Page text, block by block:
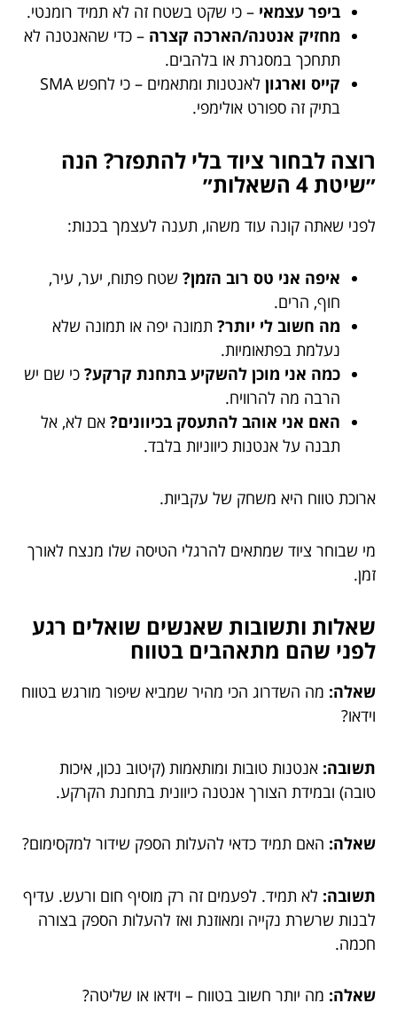
ביפר עצמאי – כי שקט בשטח זה לא תמיד רומנטי.
מחזיק אנטנה/הארכה קצרה – כדי שהאנטנה לא
תתחכך במסגרת או בלהבים.
קייס וארגון
לאנטנות ומתאמים – כי לחפש SMA
בתיק זה ספורט אולימפי.
רוצה לבחור ציוד בלי להתפזר? הנה
״שיטת 4 השאלות״
לפני שאתה קונה עוד משהו, תענה לעצמך בכנות:
איפה אני טס רוב הזמן? שטח פתוח, יער, עיר,
חוף, הרים.
מה חשוב לי יותר? תמונה יפה או תמונה שלא
נעלמת בפתאומיות.
כמה אני מוכן להשקיע בתחנת קרקע? כי שם יש
הרבה מה להרוויח.
האם אני אוהב להתעסק בכיוונים? אם לא, אל
תבנה על אנטנות כיווניות בלבד.
ארוכת טווח היא משחק של עקביות.
מי שבוחר ציוד שמתאים להרגלי הטיסה שלו מנצח לאורך
זמן.
שאלות ותשובות שאנשים שואלים רגע
לפני שהם מתאהבים בטווח
שאלה: מה השדרוג הכי מהיר שמביא שיפור מורגש בטווח
וידאו?
תשובה: אנטנות טובות ומותאמות (קיטוב נכון, איכות
טובה) ובמידת הצורך אנטנה כיוונית בתחנת הקרקע.
שאלה: האם תמיד כדאי להעלות הספק שידור למקסימום?
תשובה: לא תמיד. לפעמים זה רק מוסיף חום ורעש. עדיף
לבנות שרשרת נקייה ומאוזנת ואז להעלות הספק בצורה
חכמה.
שאלה: מה יותר חשוב בטווח – וידאו או שליטה?